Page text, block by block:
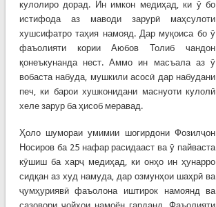
кулолиро дорад. Ин имкон медиҳад, ки ӯ бо
истифода аз маводи зарурӣ маҳсулоти
хушсифатро таҳия намояд. Дар муқоиса бо ӯ
фаъолияти кории Аюбов Толиб чандон
қонеъкунанда нест. Аммо ин масъала аз ӯ
вобаста набуда, мушкили асосӣ дар набудани
печ, ки барои хушконидани маснуоти кулолӣ
хеле зарур ба ҳисоб меравад.
Ҳоло шумораи умимии шогирдони Фозилҷон
Носиров ба 25 нафар расидааст ва ӯ пайваста
кӯшиш ба харҷ медиҳад, ки онҳо ин ҳунарро
сидқан аз худ намуда, дар озмунҳои шаҳрӣ ва
ҷумҳуриявӣ фаъолона иштирок намоянд ва